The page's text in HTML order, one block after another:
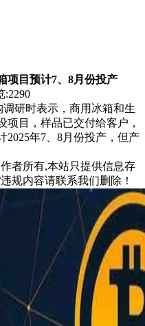
项目预计7、8月份投产
:2290
调研时表示，商用冰箱和生
项目，样品已交付给客户，
2025年7、8月份投产，但产
者所有,本站只提供信息存
规内容请联系我们删除！